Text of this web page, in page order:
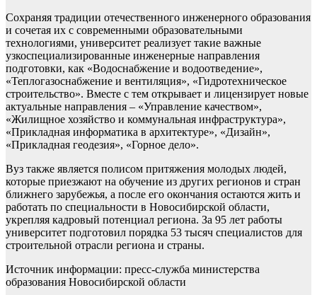
Сохраняя традиции отечественного инженерного образования
и сочетая их с современными образовательными
технологиями, университет реализует такие важные
узкоспециализированные инженерные направления
подготовки, как «Водоснабжение и водоотведение»,
«Теплогазоснабжение и вентиляция», «Гидротехническое
строительство». Вместе с тем открывает и лицензирует новые
актуальные направления – «Управление качеством»,
«Жилищное хозяйство и коммунальная инфраструктура»,
«Прикладная информатика в архитектуре», «Дизайн»,
«Прикладная геодезия», «Горное дело».
Вуз также является полисом притяжения молодых людей,
которые приезжают на обучение из других регионов и стран
ближнего зарубежья, а после его окончания остаются жить и
работать по специальности в Новосибирской области,
укрепляя кадровый потенциал региона. За 95 лет работы
университет подготовил порядка 53 тысяч специалистов для
строительной отрасли региона и страны.
Источник информации: пресс-служба министерства
образования Новосибирской области